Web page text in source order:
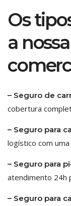
Os
a
– Seguro de
cobertura
– Seguro para
logístico com
– Seguro para
atendimento 24h
– Seguro para